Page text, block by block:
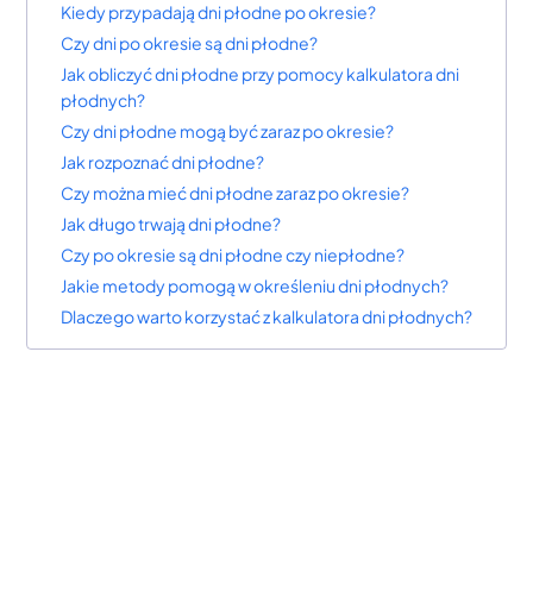
Kiedy przypadają dni płodne po okresie?
Czy dni po okresie są dni płodne?
Jak obliczyć dni płodne przy pomocy kalkulatora dni
płodnych?
Czy dni płodne mogą być zaraz po okresie?
Jak rozpoznać dni płodne?
Czy można mieć dni płodne zaraz po okresie?
Jak długo trwają dni płodne?
Czy po okresie są dni płodne czy niepłodne?
Jakie metody pomogą w określeniu dni płodnych?
Dlaczego warto korzystać z kalkulatora dni płodnych?